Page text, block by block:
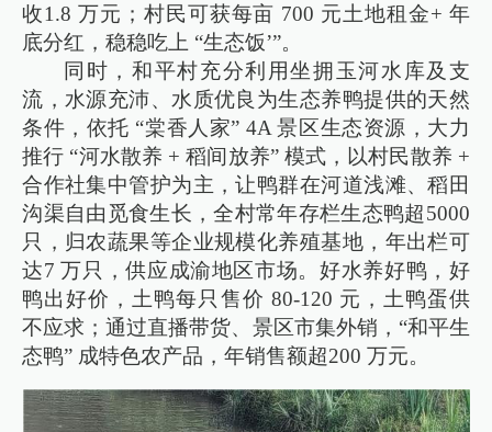
收1.8 万元；村民可获每亩 700 元土地租金+ 年
底分红，稳稳吃上 “生态饭’”。
同时，和平村充分利用坐拥玉河水库及支
流，水源充沛、水质优良为生态养鸭提供的天然
条件，依托 “棠香人家” 4A 景区生态资源，大力
推行 “河水散养 + 稻间放养” 模式，以村民散养 +
合作社集中管护为主，让鸭群在河道浅滩、稻田
沟渠自由觅食生长，全村常年存栏生态鸭超5000
只，归农蔬果等企业规模化养殖基地，年出栏可
达7 万只，供应成渝地区市场。好水养好鸭，好
鸭出好价，土鸭每只售价 80-120 元，土鸭蛋供
不应求；通过直播带货、景区市集外销，“和平生
态鸭” 成特色农产品，年销售额超200 万元。